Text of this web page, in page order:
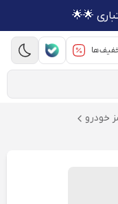
🌟🌟
خودرو